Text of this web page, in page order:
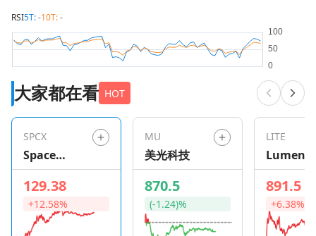
RSI5T:-10T:-
大家都在看 HOT
SPCX
Space
Exploration
Technologie
s
129.38
+12.58%
MU
美光科技
870.5
(-1.24)%
LITE
891.5
+6.38%